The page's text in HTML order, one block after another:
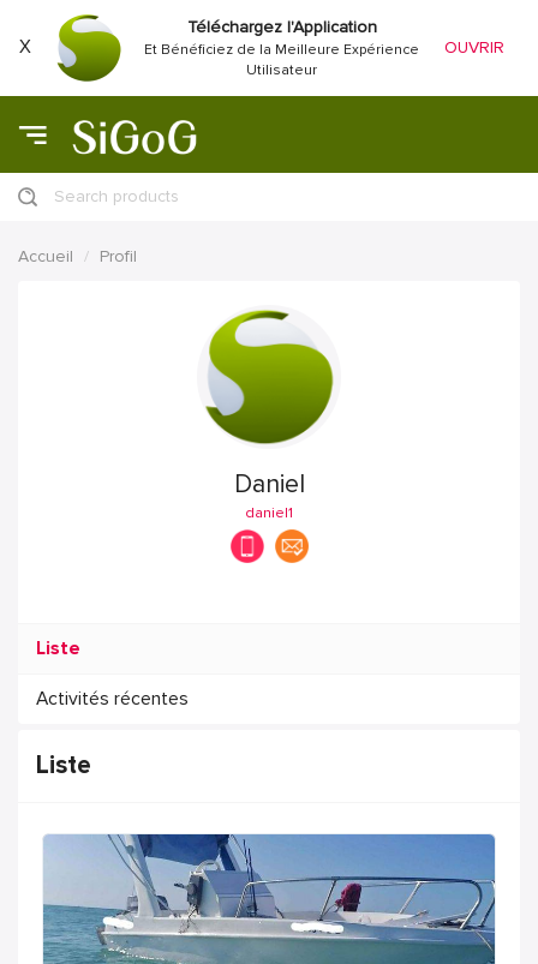
X
Téléchargez l'Application
Et Bénéficiez de la Meilleure Expérience
Utilisateur
OUVRIR
Search products
Accueil Profil
Daniel
daniel1
Liste
Activités récentes
Liste